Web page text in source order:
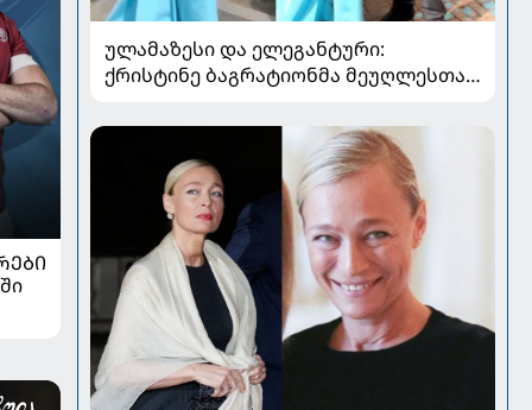
ულამაზესი და ელეგანტური:
ქრისტინე ბაგრატიონმა მეუღლესთან
გააზიარა